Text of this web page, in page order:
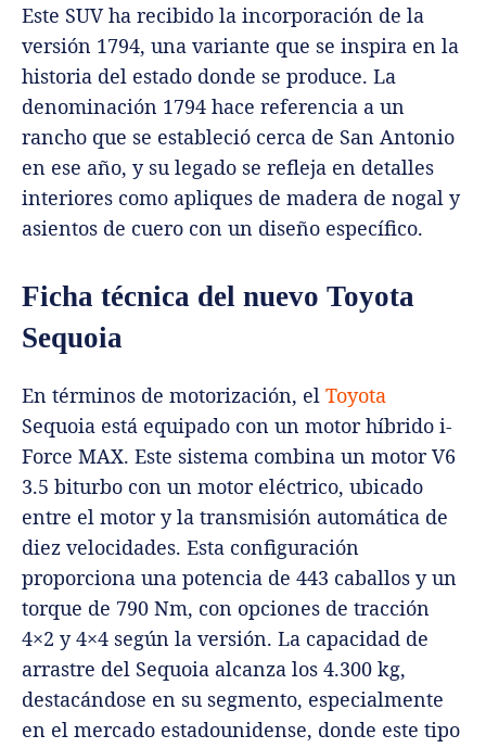
Este SUV ha recibido la incorporación de la
versión 1794, una variante que se inspira en la
historia del estado donde se produce. La
denominación 1794 hace referencia a un
rancho que se estableció cerca de San Antonio
en ese año, y su legado se refleja en detalles
interiores como apliques de madera de nogal y
asientos de cuero con un diseño específico.
Ficha técnica del nuevo Toyota
Sequoia
En términos de motorización, el Toyota
Sequoia está equipado con un motor híbrido i-
Force MAX. Este sistema combina un motor V6
3.5 biturbo con un motor eléctrico, ubicado
entre el motor y la transmisión automática de
diez velocidades. Esta configuración
proporciona una potencia de 443 caballos y un
torque de 790 Nm, con opciones de tracción
4×2 y 4×4 según la versión. La capacidad de
arrastre del Sequoia alcanza los 4.300 kg,
destacándose en su segmento, especialmente
en el mercado estadounidense, donde este tipo